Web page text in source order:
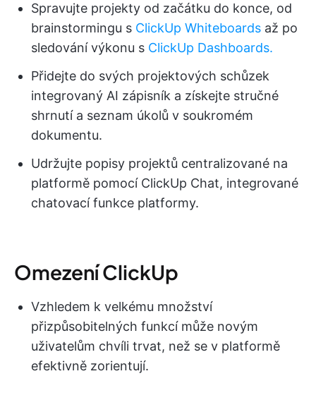
Spravujte projekty od začátku do konce, od
brainstormingu s ClickUp Whiteboards až po
sledování výkonu s ClickUp Dashboards.
Přidejte do svých projektových schůzek
integrovaný AI zápisník a získejte stručné
shrnutí a seznam úkolů v soukromém
dokumentu.
Udržujte popisy projektů centralizované na
platformě pomocí ClickUp Chat, integrované
chatovací funkce platformy.
Omezení ClickUp
Vzhledem k velkému množství
přizpůsobitelných funkcí může novým
uživatelům chvíli trvat, než se v platformě
efektivně zorientují.